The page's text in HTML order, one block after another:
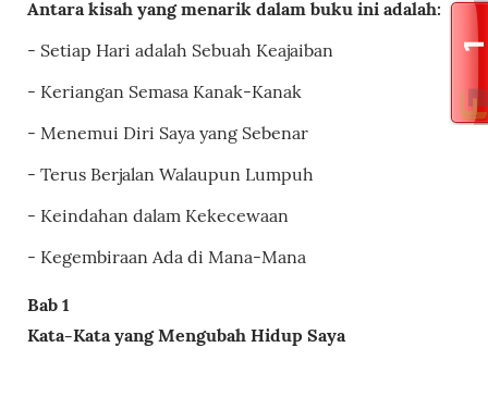
Antara kisah yang menarik dalam buku ini adalah:
- Setiap Hari adalah Sebuah Keajaiban
- Keriangan Semasa Kanak-Kanak
- Menemui Diri Saya yang Sebenar
- Terus Berjalan Walaupun Lumpuh
- Keindahan dalam Kekecewaan
- Kegembiraan Ada di Mana-Mana
Bab 1
Kata-Katayang Mengubah Hidup Saya